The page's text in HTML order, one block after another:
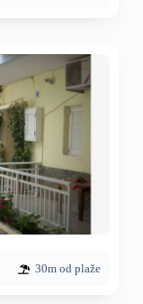
30m od plaže